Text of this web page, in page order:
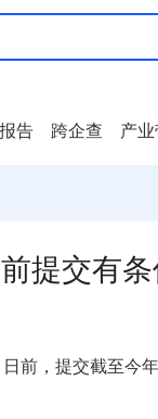
报告 跨企查 产
提交有
，提交截至今